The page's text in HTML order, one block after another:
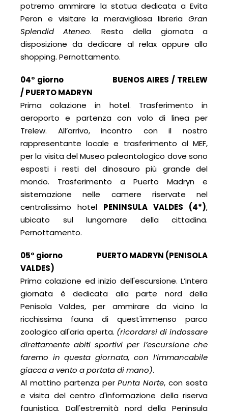
potremo ammirare la statua dedicata a Evita
Peron e visitare la meravigliosa libreria Gran
Splendid Ateneo. Resto della giornata a
disposizione da dedicare al relax oppure allo
shopping. Pernottamento.
04° giorno BUENOS AIRES / TRELEW
/ PUERTO MADRYN
Prima colazione in hotel. Trasferimento in
aeroporto e partenza con volo di linea per
Trelew. All’arrivo, incontro con il nostro
rappresentante locale e trasferimento al MEF,
per la visita del Museo paleontologico dove sono
esposti i resti del dinosauro più grande del
mondo. Trasferimento a Puerto Madryn e
sistemazione nelle camere riservate nel
centralissimo hotel PENINSULA VALDES (4*),
ubicato sul lungomare della cittadina.
Pernottamento.
05° giorno PUERTO MADRYN (PENISOLA
VALDES)
Prima colazione ed inizio dell'escursione. L’intera
giornata è dedicata alla parte nord della
Penisola Valdes, per ammirare da vicino la
ricchissima fauna di quest'immenso parco
zoologico all'aria aperta. (ricordarsi di indossare
direttamente abiti sportivi per l’escursione che
faremo in questa giornata, con l’immancabile
giacca a vento a portata di mano).
Al mattino partenza perPunta Norte, con sosta
e visita del centro d'informazione della riserva
faunistica. Dall'estremità nord della Peninsula